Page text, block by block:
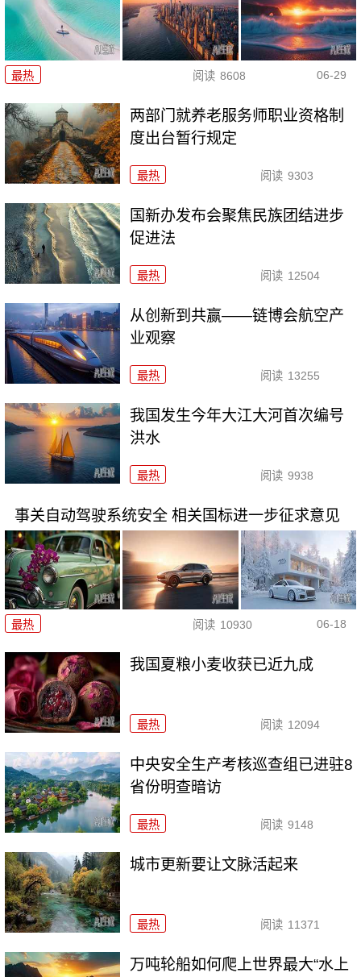
最热 阅读 8608 06-29
两部门就养老服务师职业资格制
度出台暂行规定
最热 阅读 9303
国新办发布会聚焦民族团结进步
促进法
最热 阅读 12504
从创新到共赢——链博会航空产
业观察
最热 阅读 13255
我国发生今年大江大河首次编号
洪水
最热 阅读 9938
事关自动驾驶系统安全 相关国标进一步征求意见
最热 阅读 10930 06-18
我国夏粮小麦收获已近九成
最热 阅读 12094
中央安全生产考核巡查组已进驻8
省份明查暗访
最热 阅读 9148
城市更新要让文脉活起来
最热 阅读 11371
万吨轮船如何爬上世界最大“水上